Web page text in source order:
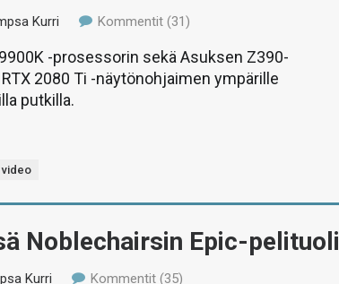
Kurri Kommentit (31)
-prosessorin sekä Asuksen Z390-
2080 Ti -näytönohjaimen ympärille
putkilla.
video
Noblechairsin Epic-pelituoli
Kurri Kommentit (35)